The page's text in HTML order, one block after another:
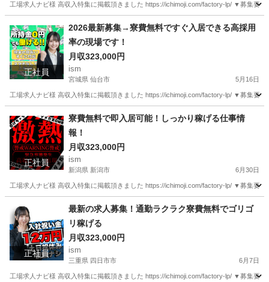
工場求人ナビ様 高収入特集に掲載頂きました https://ichimoji.com/factory-lp/ ▼募集要
工場
正社員
2026最新募集→寮費無料ですぐ入居できる高採用
率の現場です！
月収323,000円
ism
宮城県 仙台市 5月16日
工場求人ナビ様 高収入特集に掲載頂きました https://ichimoji.com/factory-lp/ ▼募集要
工場 最新
正社員
寮費無料で即入居可能！しっかり稼げる仕事情
報！
月収323,000円
ism
新潟県 新潟市 6月30日
工場求人ナビ様 高収入特集に掲載頂きました https://ichimoji.com/factory-lp/ ▼募集要
工場 情報
正社員
最新の求人募集！通勤ラクラク寮費無料でゴリゴ
リ稼げる
月収323,000円
ism
三重県 四日市市 6月7日
工場求人ナビ様 高収入特集に掲載頂きました https://ichimoji.com/factory-lp/ ▼募集要